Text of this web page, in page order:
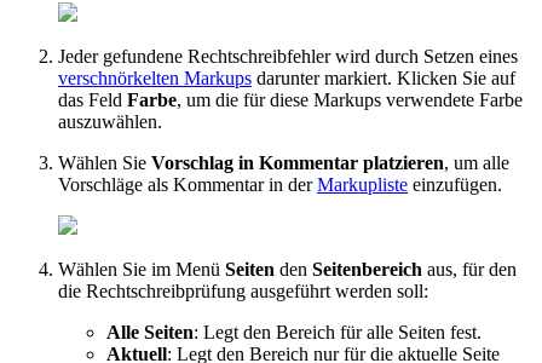
Jeder gefundene Rechtschreibfehler wird durch Setzen eines
verschnörkelten Markups darunter markiert. Klicken Sie auf
das Feld Farbe, um die für diese Markups verwendete Farbe
auszuwählen.
Wählen Sie Vorschlag in Kommentar platzieren, um alle
Vorschläge als Kommentar in derMarkupliste einzufügen.
Wählen Sie im Menü Seiten den Seitenbereich aus, für den
die Rechtschreibprüfung ausgeführt werden soll:
Alle Seiten: Legt den Bereich für alle Seiten fest.
Aktuell: Legt den Bereich nur für die aktuelle Seite